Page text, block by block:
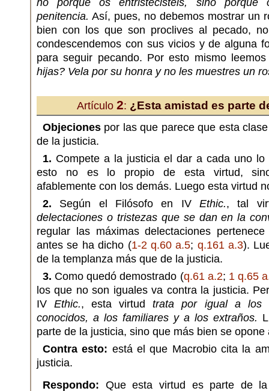
no porque os entristecisteis, sino porque
penitencia. Así, pues, no debemos mostrar un
bien con los que son proclives al pecado,
condescendemos con sus vicios y de alguna
para seguir pecando. Por esto mismo
hijas? Vela por su honra y no les muestres un
Artículo 2: ¿Esta amistad es parte
Objeciones por las que parece que esta
de la justicia.
1. Compete a la justicia el dar a cada uno
esto no es lo propio de esta virtud, sino
afablemente con los demás. Luego esta virtud
2. Según el Filósofo en IV Ethic., tal
delectaciones o tristezas que se dan en la
regular las máximas delectaciones
antes se ha dicho (1-2 q.60 a.5; q.161 a.3).
de la templanza más que de la justicia.
3. Como quedó demostrado (q.61 a.2; 1 q.65
los que no son iguales va contra la justicia.
IVEthic., esta virtudtrata por igual a los
conocidos, a los familiares y a los extraños.
parte de la justicia, sino que más bien se opone
Contra esto: está el que Macrobio cita la
justicia.
Respondo: Que esta virtud es parte de